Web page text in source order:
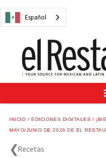
Español
NOTICIAS
RECETAS
GUÍA DEL COMPRADOR
SUSCRÍBASE A
CENTRO DE MUESTRAS
VINO/LICOR MEXICANO
INICIO EDICIONES DIGITALES
MAYO/JUNIO DE 2026 DE EL
Recetas